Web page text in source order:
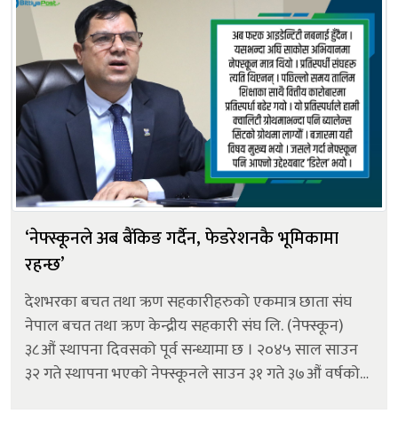
‘नेफ्स्कूनले अब बैंकिङ गर्दैन, फेडरेशनकै भूमिकामा
रहन्छ’
देशभरका बचत तथा ऋण सहकारीहरुको एकमात्र छाता संघ
नेपाल बचत तथा ऋण केन्द्रीय सहकारी संघ लि. (नेफ्स्कून)
३८औं स्थापना दिवसको पूर्व सन्ध्यामा छ । २०४५ साल साउन
३२ गते स्थापना भएको नेफ्स्कूनले साउन ३१ गते ३७औं वर्षको